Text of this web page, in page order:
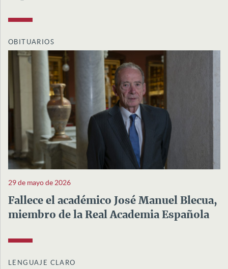
OBITUARIOS
29 de mayo de 2026
Fallece el académico José Manuel Blecua,
miembro de la Real Academia Española
LENGUAJE CLARO